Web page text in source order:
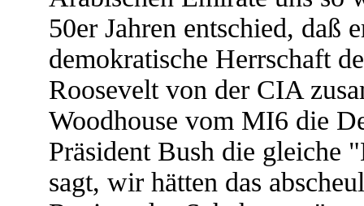
50er Jahren entschied, daß
demokratische Herrschaft
Roosevelt von der CIA
Woodhouse vom MI6 die
Präsident Bush die gleiche
sagt, wir hätten das